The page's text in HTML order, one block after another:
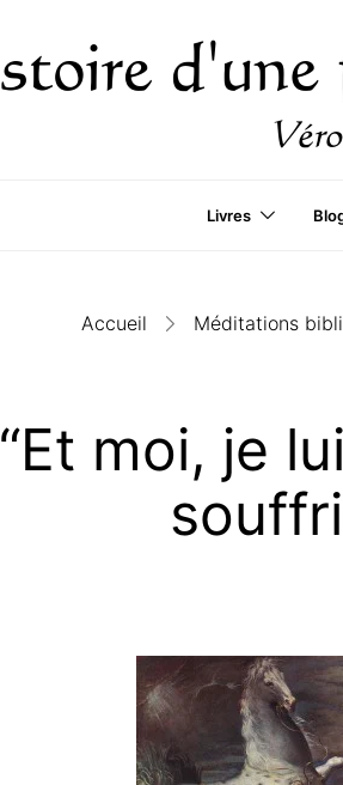
Livres
Accueil Méditations
“Et moi, je